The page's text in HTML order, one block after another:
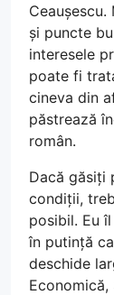
și puncte
interesele
poate fi
cineva din
păstrează
român.
Dacă găsiți
condiții,
posibil. Eu
în putință
deschide